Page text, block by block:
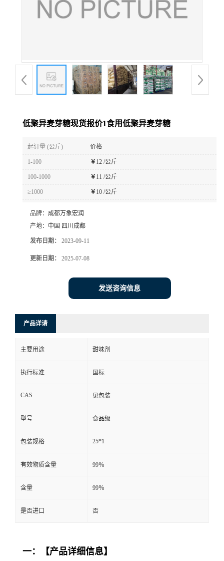
低聚异麦芽糖现货报价1食用低聚异麦芽糖
起订量 (公斤) 价格
1-100 ￥ 12 /公斤
100-1000 ￥ 11 /公斤
≥1000 ￥ 10 /公斤
品牌： 成都万象宏润
产地： 中国 四川成都
发布日期： 2023-09-11
更新日期： 2025-07-08
发送咨询信息
产品详请
主要用途 甜味剂
执行标准 国标
CAS 见包装
型号 食品级
包装规格 25*1
有效物质含量 99％
含量 99％
是否进口 否
一：【产品详细信息】